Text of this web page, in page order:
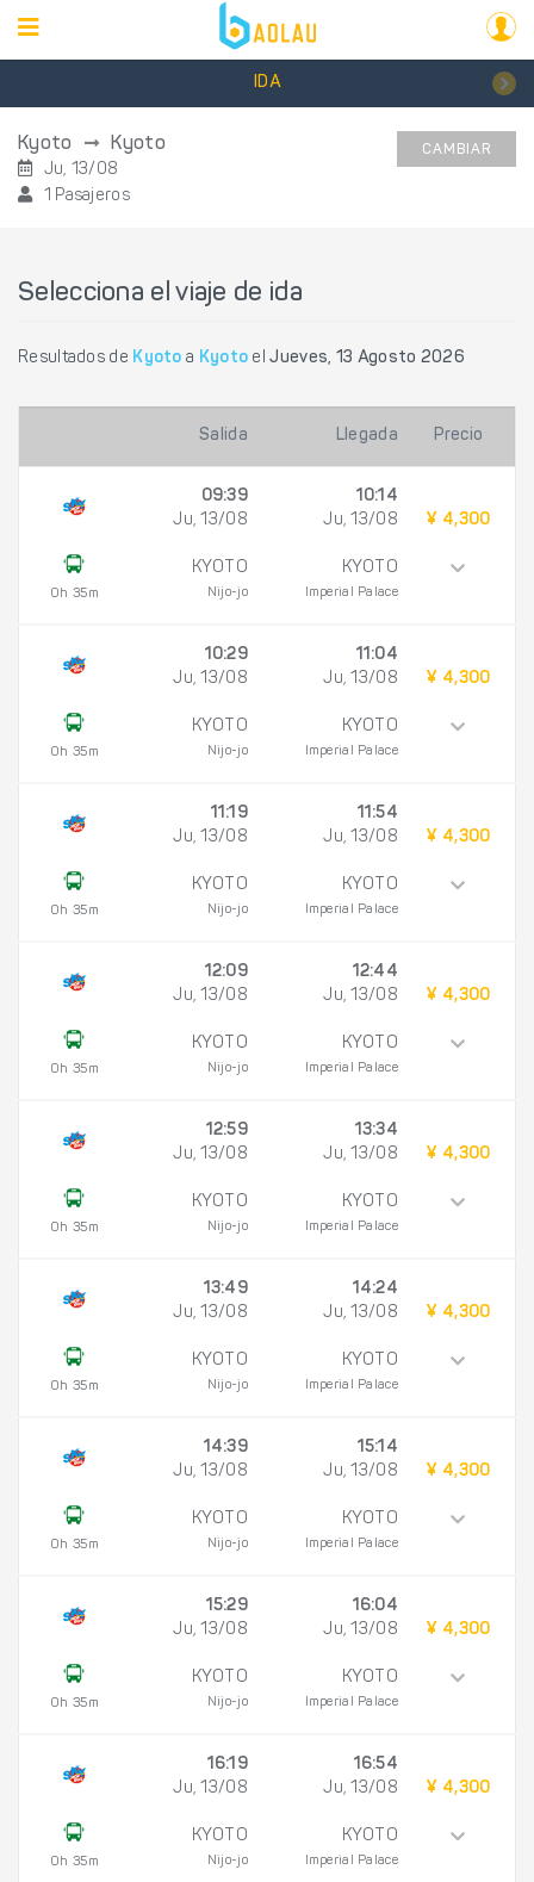
IDA
Kyoto Kyoto
Ju, 13/08
1 Pasajeros
CAMBIAR
Selecciona el viaje de ida
Resultados de Kyoto a Kyoto elJueves, 13 Agosto 2026
Salida Llegada Precio
0h 35m
09:39
Ju, 13/08
KYOTO
Nijo-jo
10:14
Ju, 13/08
KYOTO
Imperial Palace
¥ 4,300
0h 35m
10:29
Ju, 13/08
KYOTO
Nijo-jo
11:04
Ju, 13/08
KYOTO
Imperial Palace
¥ 4,300
0h 35m
11:19
Ju, 13/08
KYOTO
Nijo-jo
11:54
Ju, 13/08
KYOTO
Imperial Palace
¥ 4,300
0h 35m
12:09
Ju, 13/08
KYOTO
Nijo-jo
12:44
Ju, 13/08
KYOTO
Imperial Palace
¥ 4,300
0h 35m
12:59
Ju, 13/08
KYOTO
Nijo-jo
13:34
Ju, 13/08
KYOTO
Imperial Palace
¥ 4,300
0h 35m
13:49
Ju, 13/08
KYOTO
Nijo-jo
14:24
Ju, 13/08
KYOTO
Imperial Palace
¥ 4,300
0h 35m
14:39
Ju, 13/08
KYOTO
Nijo-jo
15:14
Ju, 13/08
KYOTO
Imperial Palace
¥ 4,300
0h 35m
15:29
Ju, 13/08
KYOTO
Nijo-jo
16:04
Ju, 13/08
KYOTO
Imperial Palace
¥ 4,300
0h 35m
16:19
Ju, 13/08
KYOTO
Nijo-jo
16:54
Ju, 13/08
KYOTO
Imperial Palace
¥ 4,300